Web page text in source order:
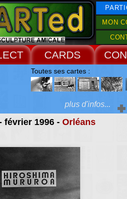
MON
CARDS
février 1996 - Orléans
Toutes ses cartes :
caractère artistique
plus d'infos...